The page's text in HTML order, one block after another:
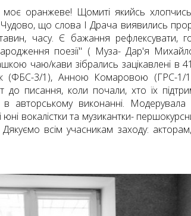
моє оранжеве! Щомиті якийсь
що слова І Драча виявились
часу. Є бажання рефлексувати,
"Народження поезії" ( Муза- Дар'я
чаю/кави зібрались зацікавлені в
(ФБС-3/1), Анною Комаровою (ГРС-1/
до писання, коли почали, хто їх
в авторському виконанні. Модерувала
вокалістки та музикантки-
всім учасникам заходу: